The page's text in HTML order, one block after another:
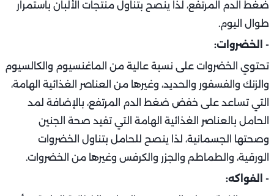
ضغط الدم المرتفع، لذا ينصح بتناول منتجات الألبان باستمرار
طوال اليوم.
- الخضروات:
تحتوي الخضروات على نسبة عالية من الماغنسيوم والكالسيوم
والزنك والفسفور والحديد، وغيرها من العناصر الغذائية الهامة،
التي تساعد على خفض ضغط الدم المرتفع، بالإضافة لمد
الحامل بالعناصر الغذائية الهامة التي تفيد صحة الجنين
وصحتها الجسمانية، لذا ينصح للحامل بتناول الخضروات
الورقية، والطماطم والجزر والكرفس وغيرها من الخضروات.
- الفواكه: